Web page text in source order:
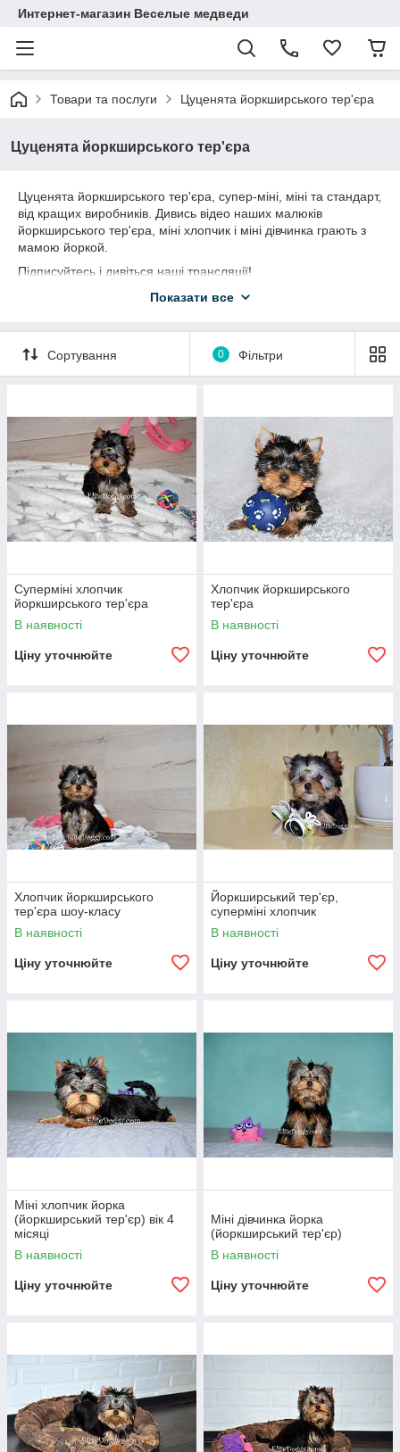
Интернет-магазин Веселые медведи
Товари та послуги Цуценята йоркширського тер'єра
Цуценята йоркширського тер'єра
Цуценята йоркширського тер'єра, супер-міні, міні та стандарт,
від кращих виробників. Дивись відео наших малюків
йоркширського тер'єра, міні хлопчик і міні дівчинка грають з
мамою йоркой.
Підписуйтесь і дивіться наші трансляції!
http://elitedoggy.com/
https://www.facebook.com/elitedoggy.com1/
Показати все
Сортування 0 Фільтри
Суперміні хлопчик
йоркширського тер'єра
В наявності
Ціну уточнюйте
Хлопчик йоркширського
тер'єра
В наявності
Ціну уточнюйте
Хлопчик йоркширського
тер'єра шоу-класу
В наявності
Ціну уточнюйте
Йоркширський тер'єр,
суперміні хлопчик
В наявності
Ціну уточнюйте
Міні хлопчик йорка
(йоркширський тер'єр) вік 4
місяці
В наявності
Ціну уточнюйте
Міні дівчинка йорка
(йоркширський тер'єр)
В наявності
Ціну уточнюйте